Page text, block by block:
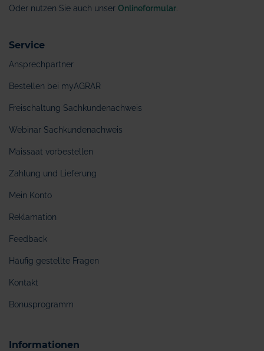
Oder nutzen Sie auch unser Onlineformular
Service
Ansprechpartner
Bestellen bei myAGRAR
Freischaltung Sachkundenachweis
Webinar Sachkundenachweis
Maissaat vorbestellen
Zahlung und Lieferung
Mein Konto
Reklamation
Feedback
Häufig gestellte Fragen
Kontakt
Bonusprogramm
Informationen